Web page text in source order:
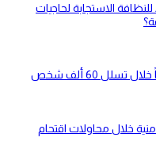
طنجة.. هل استطاعت شركة ARMA للنظافة الاستجابة لحاجيات
السلطات الإسبانية.. وفاة 34 شخصاً خلال تسلل 60 ألف شخص
خلال محاولات اقتحام